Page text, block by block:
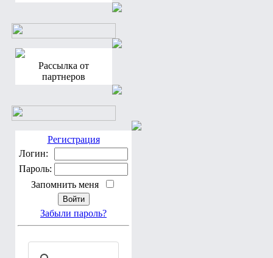
Рассылка от
партнеров
Регистрация
Логин:
Пароль:
Запомнить меня
Забыли пароль?